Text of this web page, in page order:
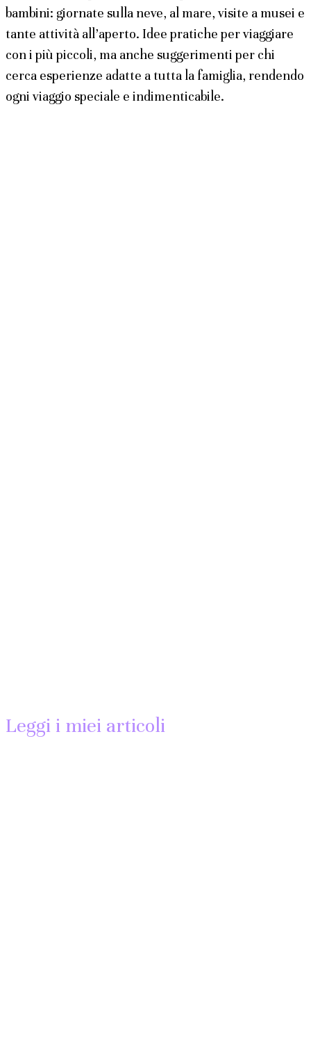
bambini: giornate sulla neve, al mare, visite a musei e
tante attività all’aperto. Idee pratiche per viaggiare
con i più piccoli, ma anche suggerimenti per chi
cerca esperienze adatte a tutta la famiglia, rendendo
ogni viaggio speciale e indimenticabile.
Leggi i miei articoli